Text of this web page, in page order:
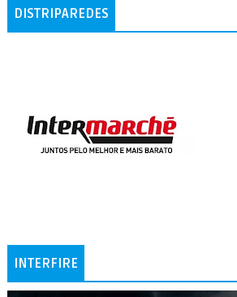
DISTRIPAREDES
INTERFIRE